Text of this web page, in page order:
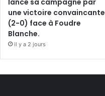
une victoire convaincante
(2-0) face à Foudre
Blanche.
il y a 2 jours